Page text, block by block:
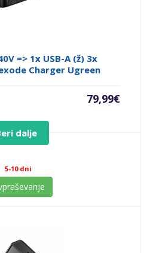
=> 1x USB-A (ž) 3x
Charger Ugreen
79,99€
dalje
5-10 dni